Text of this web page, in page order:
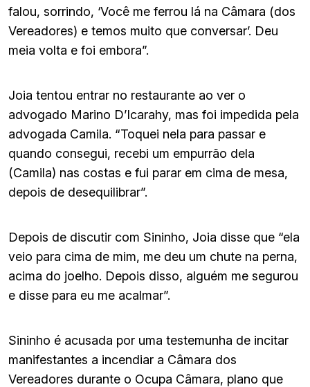
falou, sorrindo, ‘Você me ferrou lá na Câmara (dos
Vereadores) e temos muito que conversar’. Deu
meia volta e foi embora”.
Joia tentou entrar no restaurante ao ver o
advogado Marino D’Icarahy, mas foi impedida pela
advogada Camila. “Toquei nela para passar e
quando consegui, recebi um empurrão dela
(Camila) nas costas e fui parar em cima de mesa,
depois de desequilibrar”.
Depois de discutir com Sininho, Joia disse que “ela
veio para cima de mim, me deu um chute na perna,
acima do joelho. Depois disso, alguém me segurou
e disse para eu me acalmar”.
Sininho é acusada por uma testemunha de incitar
manifestantes a incendiar a Câmara dos
Vereadores durante o Ocupa Câmara, plano que